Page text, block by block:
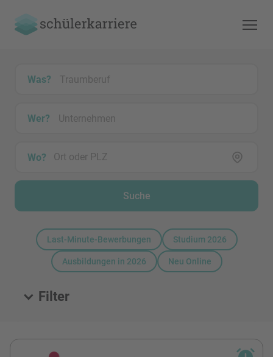
Was?
Wer?
Wo?
Suche
Last-Minute-Bewerbungen Studium 2026
Ausbildungen in 2026 Neu Online
Filter
Alle Stellen